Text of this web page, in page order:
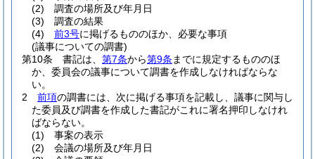
(2)
調査の場所及び年月日
(3)
調査の結果
(4)
前3号に掲げるもののほか、必要な事項
(議事についての調書)
第10条
書記は、 第7条から第9条 までに規定するもののほ
か、委員会の議事について調書を作成しなければならな
い。
2
前項の調書には、次に掲げる事項を記載し、議事に関与し
た委員及び調書を作成した書記がこれに署名押印しなけれ
ばならない。
(1)
事案の表示
(2)
会議の場所及び年月日